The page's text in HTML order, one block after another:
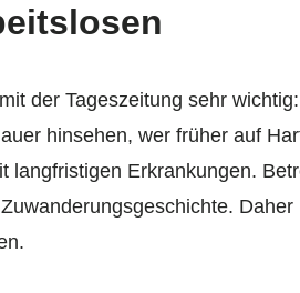
der Tageszeitung sehr
hinsehen, wer früher auf
langfristigen Erkrankungen.